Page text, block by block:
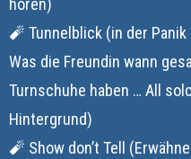
hören)
🧨 Tunnelblick (in der
Was die Freundin wann
Turnschuhe haben … All
Hintergrund)
🧨 Show don’t Tell